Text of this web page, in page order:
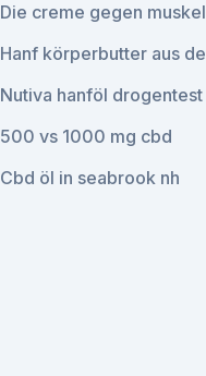
Die creme gegen
Hanf körperbutter aus
Nutiva hanföl drogentest
500 vs 1000 mg cbd
Cbd öl in seabrook nh